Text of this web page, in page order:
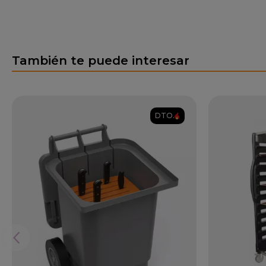
También te puede interesar
DTO.